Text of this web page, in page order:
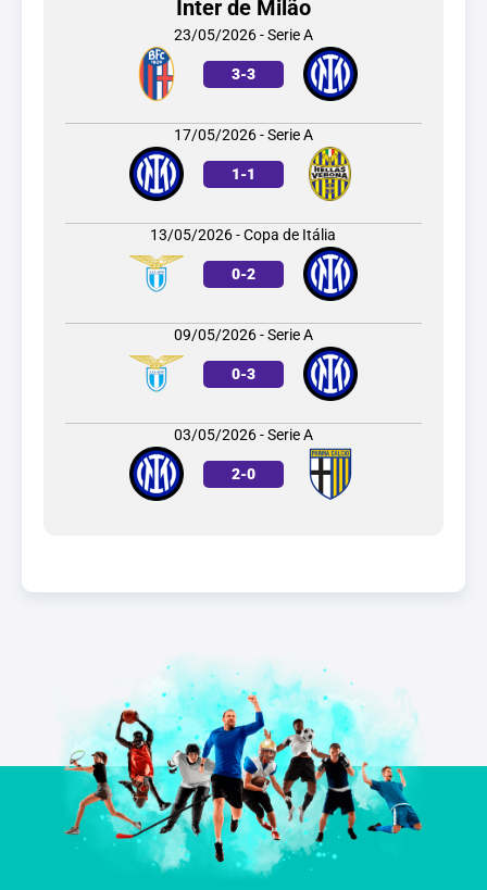
Inter de Milão
23/05/2026 - Serie A
3-3
17/05/2026 - Serie A
1-1
13/05/2026 - Copa de Itália
0-2
09/05/2026 - Serie A
0-3
03/05/2026 - Serie A
2-0